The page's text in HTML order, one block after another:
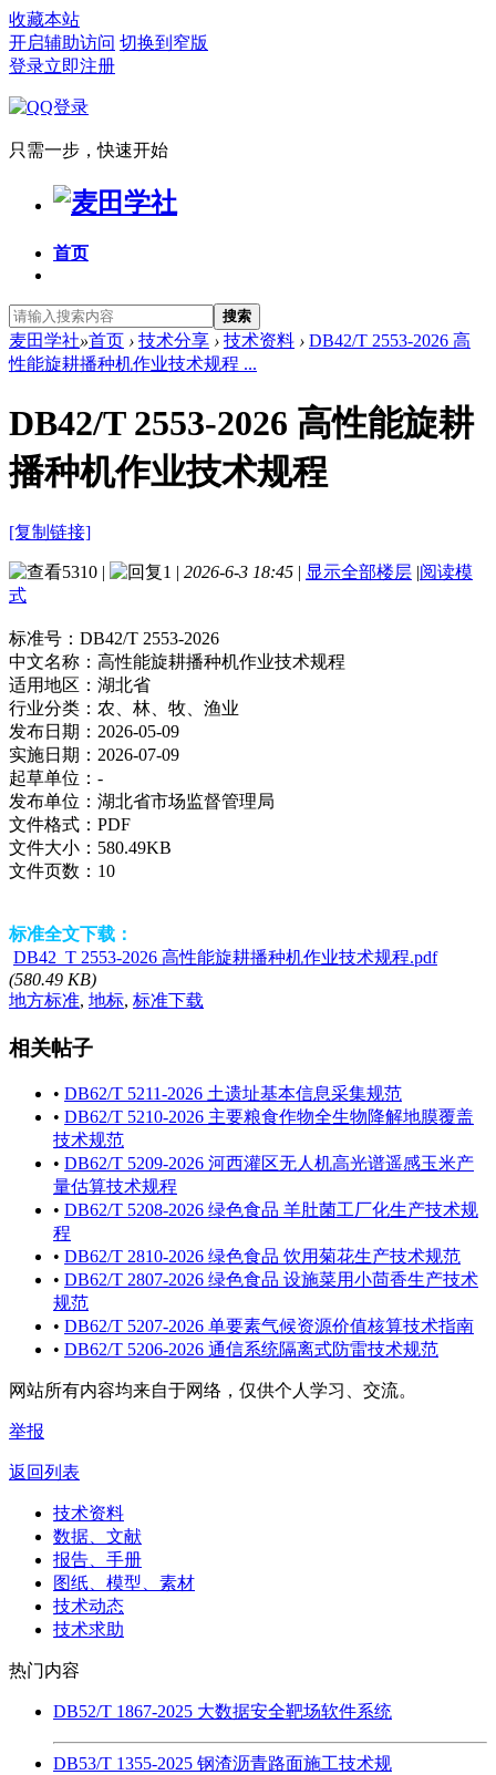
收藏本站
开启辅助访问 切换到窄版
登录立即注册
只需一步，快速开始
首页
搜索
麦田学社»首页 › 技术分享 › 技术资料 › DB42/T 2553-2026 高
性能旋耕播种机作业技术规程 ...
DB42/T 2553-2026 高性能旋耕
播种机作业技术规程
[复制链接]
5310 | 1 | 2026-6-3 18:45 | 显示全部楼层 |阅读模
式
标准号： DB42/T 2553-2026
中文名称： 高性能旋耕播种机作业技术规程
适用地区： 湖北省
行业分类： 农、林、牧、渔业
发布日期： 2026-05-09
实施日期： 2026-07-09
起草单位： -
发布单位： 湖北省市场监督管理局
文件格式： PDF
文件大小： 580.49KB
文件页数： 10
标准全文下载：
DB42_T 2553-2026 高性能旋耕播种机作业技术规程.pdf
(580.49 KB)
地方标准, 地标, 标准下载
相关帖子
• DB62/T 5211-2026 土遗址基本信息采集规范
• DB62/T 5210-2026 主要粮食作物全生物降解地膜覆盖
技术规范
• DB62/T 5209-2026 河西灌区无人机高光谱遥感玉米产
量估算技术规程
• DB62/T 5208-2026 绿色食品 羊肚菌工厂化生产技术规
程
• DB62/T 2810-2026 绿色食品 饮用菊花生产技术规范
• DB62/T 2807-2026 绿色食品 设施菜用小茴香生产技术
规范
• DB62/T 5207-2026 单要素气候资源价值核算技术指南
• DB62/T 5206-2026 通信系统隔离式防雷技术规范
网站所有内容均来自于网络，仅供个人学习、交流。
举报
返回列表
技术资料
数据、文献
报告、手册
图纸、模型、素材
技术动态
技术求助
热门内容
DB52/T 1867-2025 大数据安全靶场软件系统
DB53/T 1355-2025 钢渣沥青路面施工技术规